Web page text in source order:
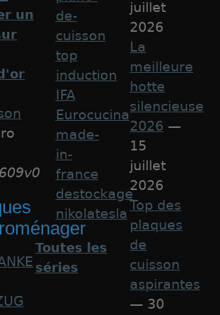
un
de-
cuisson
top
induction
IFA
Eurocucina
made-
in-
france
destockage
nikolatesla
Toutes les
séries
juillet
2026
La
meilleure
hotte
silencieuse
2026 —
15
juillet
2026
Top des
plaques
de
cuisson
aspirantes
— 30